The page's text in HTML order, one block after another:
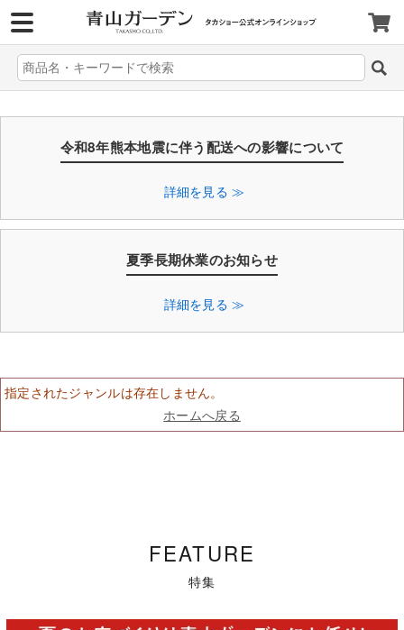
令和8年熊本地震に伴う配送への影響について
詳細を見る ≫
夏季長期休業のお知らせ
詳細を見る ≫
指定されたジャンルは存在しません。
ホームへ戻る
FEATURE
特集